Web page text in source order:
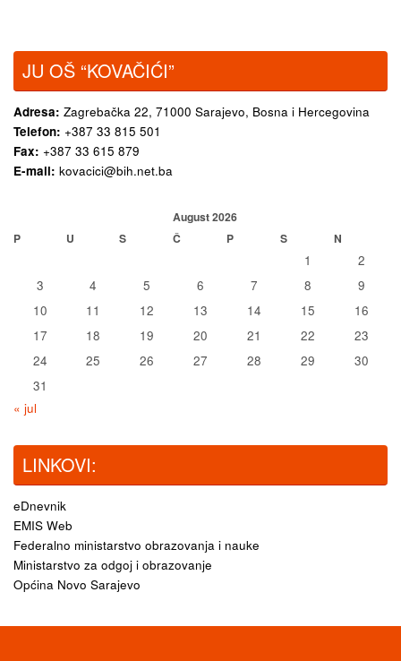
JU OŠ “KOVAČIĆI”
Adresa: Zagrebačka 22, 71000 Sarajevo, Bosna i Hercegovina
Telefon: +387 33 815 501
Fax: +387 33 615 879
E-mail: kovacici@bih.net.ba
August 2026
P
U S Č P S N
1
2
3
4 5 6 7 8
9
10
11 12 13 14 15
16
17
18 19 20 21 22
23
24
25 26 27 28 29
30
31
« jul
LINKOVI:
eDnevnik
EMIS Web
Federalno ministarstvo obrazovanja i nauke
Ministarstvo za odgoj i obrazovanje
Općina Novo Sarajevo